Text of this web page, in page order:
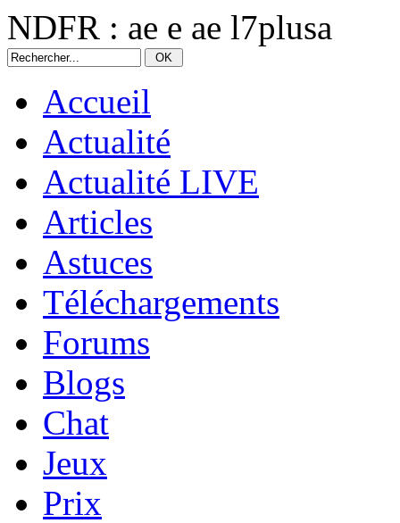
NDFR : ae e ae l7plusa
Accueil
Actualité
Actualité LIVE
Articles
Astuces
Téléchargements
Forums
Blogs
Chat
Jeux
Prix